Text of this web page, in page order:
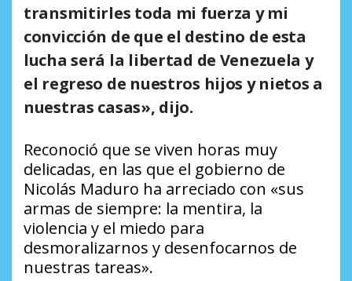
transmitirles toda mi fuerza y mi
convicción de que el destino de esta
lucha será la libertad de Venezuela y
el regreso de nuestros hijos y nietos a
nuestras casas», dijo.
Reconoció que se viven horas muy
delicadas, en las que el gobierno de
Nicolás Maduro ha arreciado con «sus
armas de siempre: la mentira, la
violencia y el miedo para
desmoralizarnos y desenfocarnos de
nuestras tareas».